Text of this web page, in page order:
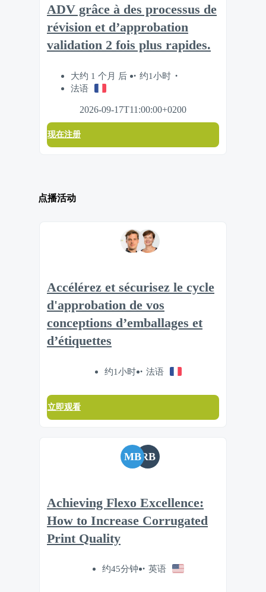
ADV grâce à des processus de
révision et d’approbation
validation 2 fois plus rapides.
大约 1 个月 后
约1小时
法语
2026-09-17T11:00:00+0200
现在注册
点播活动
Accélérez et sécurisez le cycle
d'approbation de vos
conceptions d’emballages et
d’étiquettes
约1小时 法语
立即观看
MBRB
Achieving Flexo Excellence:
How to Increase Corrugated
Print Quality
约45分钟 英语